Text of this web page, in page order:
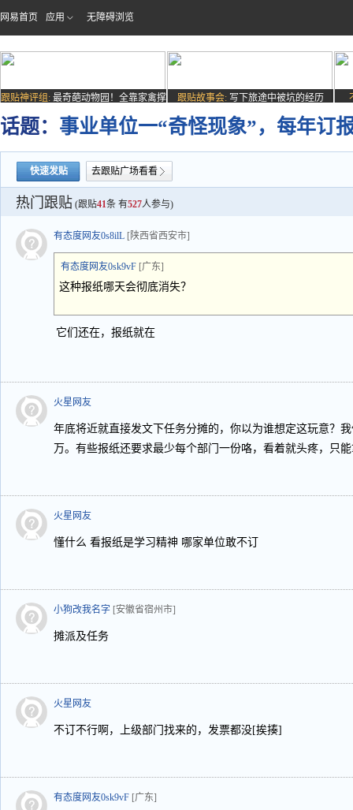
网易首页 应用 无障碍浏览
跟贴神评组: 最奇葩动物园！全靠家禽撑
场子
跟贴故事会: 写下旅途中被坑的经历
话题： 事业单位一“奇怪现象”，每年订
快速发贴 去跟贴广场看看
热门跟贴 (跟贴41条 有527人参与)
有态度网友0s8ilL [陕西省西安市]
有态度网友0sk9vF [广东]
这种报纸哪天会彻底消失？
它们还在，报纸就在
火星网友
年底将近就直接发文下任务分摊的，你以为谁想定这玩意？
万。有些报纸还要求最少每个部门一份咯，看着就头疼，只
火星网友
懂什么 看报纸是学习精神 哪家单位敢不订
小狗改我名字 [安徽省宿州市]
摊派及任务
火星网友
不订不行啊，上级部门找来的，发票都没[挨揍]
有态度网友0sk9vF [广东]